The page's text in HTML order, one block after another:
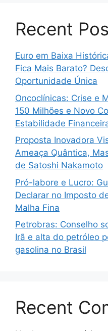
Recent
Euro em Baixa
Fica Mais Barato?
Oportunidade Única
Oncoclínicas: Crise e
150 Milhões e Novo
Estabilidade
Proposta Inovadora
Ameaça Quântica,
de Satoshi Nakamoto
Pró-labore e Lucro:
Declarar no Imposto
Malha Fina
Petrobras: Conselho
Irã e alta do petróleo
gasolina no Brasil
Recent